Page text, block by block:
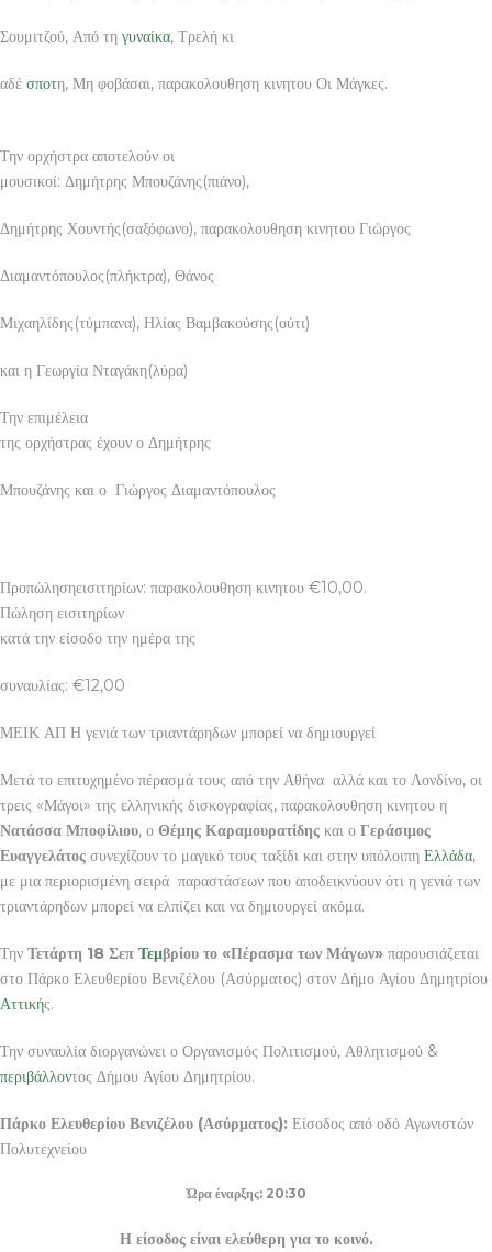
Σουμιτζού, Από τη γυναίκα, Τρελή κι
αδέ σποτη, Μη φοβάσαι, παρακολουθηση κινητου Οι Μάγκες.
Την ορχήστρα αποτελούν οι
μουσικοί: Δημήτρης Μπουζάνης(πιάνο),
Δημήτρης Χουντής(σαξόφωνο), παρακολουθηση κινητου Γιώργος
Διαμαντόπουλος(πλήκτρα), Θάνος
Μιχαηλίδης(τύμπανα), Ηλίας Βαμβακούσης(ούτι)
και η Γεωργία Νταγάκη(λύρα)
Την επιμέλεια
της ορχήστρας έχουν ο Δημήτρης
Μπουζάνης και ο Γιώργος Διαμαντόπουλος
Προπώλησηεισιτηρίων: παρακολουθηση κινητου €10,00.
Πώληση εισιτηρίων
κατά την είσοδο την ημέρα της
συναυλίας: €12,00
ΜΕΙΚ ΑΠ Η γενιά των τριαντάρηδων μπορεί να δημιουργεί
Μετά το επιτυχημένο πέρασμά τους από την Αθήνα αλλά και το Λονδίνο, οι
τρεις «Μάγοι» της ελληνικής δισκογραφίας, παρακολουθηση κινητου η
Νατάσσα Μποφίλιου, ο Θέμης Καραμουρατίδης και ο Γεράσιμος
Ευαγγελάτος συνεχίζουν το μαγικό τους ταξίδι και στην υπόλοιπη Ελλάδα,
με μια περιορισμένη σειρά παραστάσεων που αποδεικνύουν ότι η γενιά των
τριαντάρηδων μπορεί να ελπίζει και να δημιουργεί ακόμα.
Την Τετάρτη 18 Σεπ Τεμβρίου το «Πέρασμα των Μάγων» παρουσιάζεται
στο Πάρκο Ελευθερίου Βενιζέλου (Ασύρματος) στον Δήμο Αγίου Δημητρίου
Αττικής.
Την συναυλία διοργανώνει ο Οργανισμός Πολιτισμού, Αθλητισμού &
περιβάλλοντος Δήμου Αγίου Δημητρίου.
Πάρκο Ελευθερίου Βενιζέλου (Ασύρματος): Είσοδος από οδό Αγωνιστών
Πολυτεχνείου
Ώρα έναρξης: 20:30
Η είσοδος είναι ελεύθερη για το κοινό.